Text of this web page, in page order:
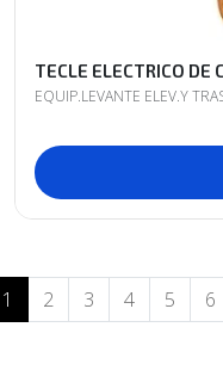
TECLE ELECTRICO DE
EQUIP.LEVANTE ELEV.Y
1 2 3 4 5 6